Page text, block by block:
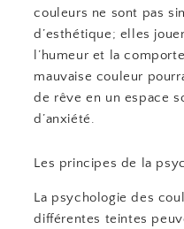
couleurs ne sont pas
d’esthétique; elles
l’humeur et la
mauvaise couleur
de rêve en un espace
d’anxiété.
Les principes de la
La psychologie des
différentes teintes